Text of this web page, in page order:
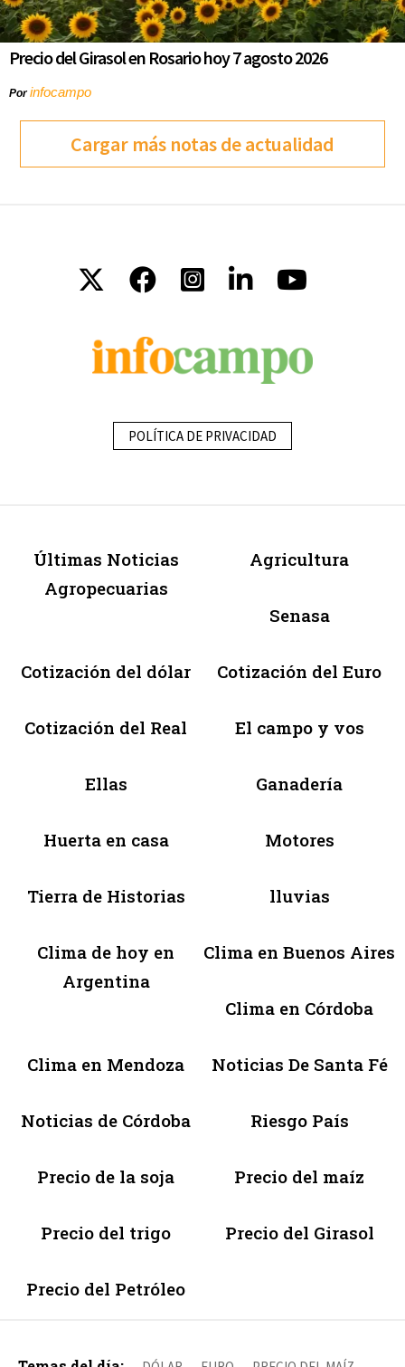
Precio del Girasol en Rosario hoy 7 agosto 2026
Porinfocampo
Cargar más notas de actualidad
POLÍTICA DE PRIVACIDAD
Últimas Noticias
Agropecuarias
Agricultura
Senasa
Cotización del dólar Cotización del Euro
Cotización del Real El campo y vos
Ellas Ganadería
Huerta en casa Motores
Tierra de Historias lluvias
Clima de hoy en
Argentina
Clima en Buenos Aires
Clima en Córdoba
Clima en Mendoza Noticias De Santa Fé
Noticias de Córdoba Riesgo País
Precio de la soja Precio del maíz
Precio del trigo Precio del Girasol
Precio del Petróleo